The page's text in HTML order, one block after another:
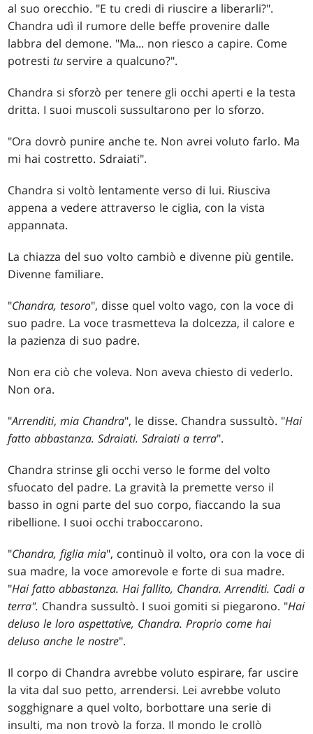
al suo orecchio. "E tu credi di riuscire a liberarli?".
Chandra udì il rumore delle beffe provenire dalle
labbra del demone. "Ma... non riesco a capire. Come
potrestitu servire a qualcuno?".
Chandra si sforzò per tenere gli occhi aperti e la testa
dritta. I suoi muscoli sussultarono per lo sforzo.
"Ora dovrò punire anche te. Non avrei voluto farlo. Ma
mi hai costretto. Sdraiati".
Chandra si voltò lentamente verso di lui. Riusciva
appena a vedere attraverso le ciglia, con la vista
appannata.
La chiazza del suo volto cambiò e divenne più gentile.
Divenne familiare.
"Chandra, tesoro", disse quel volto vago, con la voce di
suo padre. La voce trasmetteva la dolcezza, il calore e
la pazienza di suo padre.
Non era ciò che voleva. Non aveva chiesto di vederlo.
Non ora.
"Arrenditi, mia Chandra", le disse. Chandra sussultò. "Hai
fatto abbastanza. Sdraiati. Sdraiati a terra".
Chandra strinse gli occhi verso le forme del volto
sfuocato del padre. La gravità la premette verso il
basso in ogni parte del suo corpo, fiaccando la sua
ribellione. I suoi occhi traboccarono.
"Chandra, figlia mia", continuò il volto, ora con la voce di
sua madre, la voce amorevole e forte di sua madre.
"Hai fatto abbastanza. Hai fallito, Chandra. Arrenditi. Cadi a
terra". Chandra sussultò. I suoi gomiti si piegarono. "Hai
deluso le loro aspettative, Chandra. Proprio come hai
deluso anche le nostre".
Il corpo di Chandra avrebbe voluto espirare, far uscire
la vita dal suo petto, arrendersi. Lei avrebbe voluto
sogghignare a quel volto, borbottare una serie di
insulti, ma non trovò la forza. Il mondo le crollò